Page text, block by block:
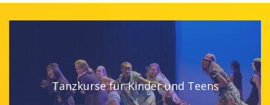
Tanzkurse für Kinder und Teens